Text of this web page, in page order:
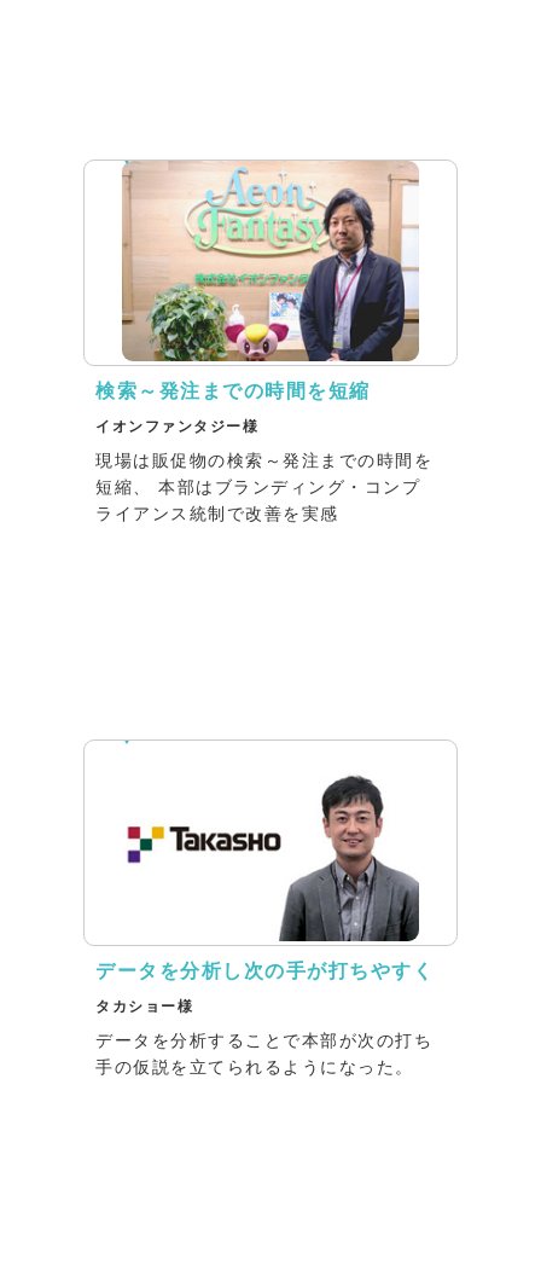
検索～発注までの時間を短縮
イオンファンタジー様
現場は販促物の検索～発注までの時間を
短縮、 本部はブランディング・コンプ
ライアンス統制で改善を実感
データを分析し次の手が打ちやすく
タカショー様
データを分析することで本部が次の打ち
手の仮説を立てられるようになった。